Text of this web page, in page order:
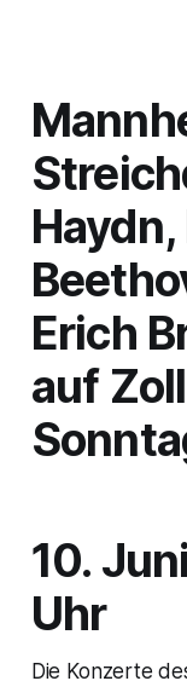
Erich
auf
10.
Uhr
Die Konzerte